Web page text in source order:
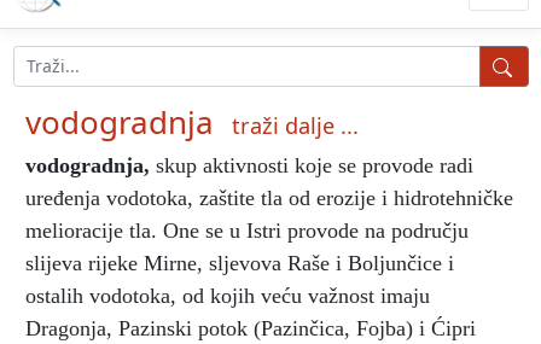
vodogradnja traži dalje ...
vodogradnja, skup aktivnosti koje se provode radi
uređenja vodotoka, zaštite tla od erozije i hidrotehničke
melioracije tla. One se u Istri provode na području
slijeva rijeke Mirne, sljevova Raše i Boljunčice i
ostalih vodotoka, od kojih veću važnost imaju
Dragonja, Pazinski potok (Pazinčica, Fojba) i Ćipri